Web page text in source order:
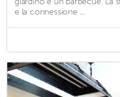
e la connessione ...